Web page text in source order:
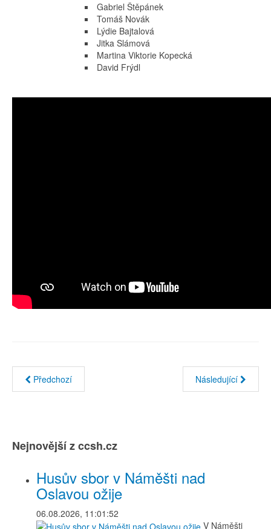
Gabriel Štěpánek
Tomáš Novák
Lýdie Bajtalová
Jitka Slámová
Martina Viktorie Kopecká
David Frýdl
Předchozí Následující
Nejnovější z ccsh.cz
Husův sbor v Náměšti nad
Oslavou ožije
06.08.2026, 11:01:52
V Náměšti